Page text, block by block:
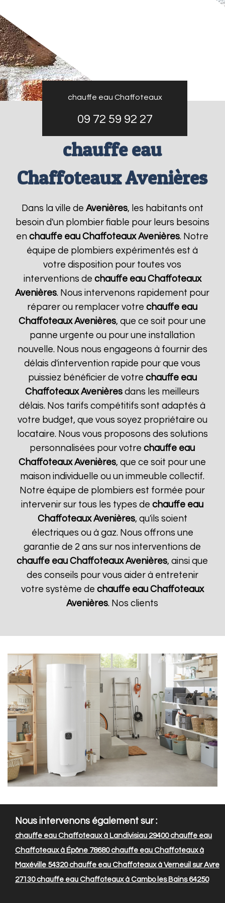
chauffe eau Chaffoteaux
09 72 59 92 27
chauffe eau
Chaffoteaux Avenières
Dans la ville de Avenières, les habitants ont
besoin d'un plombier fiable pour leurs besoins
enchauffe eau Chaffoteaux Avenières. Notre
équipe de plombiers expérimentés est à
votre disposition pour toutes vos
interventions de chauffe eau Chaffoteaux
Avenières. Nous intervenons rapidement pour
réparer ou remplacer votrechauffe eau
Chaffoteaux Avenières, que ce soit pour une
panne urgente ou pour une installation
nouvelle. Nous nous engageons à fournir des
délais d'intervention rapide pour que vous
puissiez bénéficier de votre chauffe eau
Chaffoteaux Avenières dans les meilleurs
délais. Nos tarifs compétitifs sont adaptés à
votre budget, que vous soyez propriétaire ou
locataire. Nous vous proposons des solutions
personnalisées pour votrechauffe eau
Chaffoteaux Avenières, que ce soit pour une
maison individuelle ou un immeuble collectif.
Notre équipe de plombiers est formée pour
intervenir sur tous les types dechauffe eau
Chaffoteaux Avenières, qu'ils soient
électriques ou à gaz. Nous offrons une
garantie de 2 ans sur nos interventions de
chauffe eau Chaffoteaux Avenières, ainsi que
des conseils pour vous aider à entretenir
votre système de chauffe eau Chaffoteaux
Avenières. Nos clients
Nous intervenons également sur :
chauffe eau Chaffoteaux à Landivisiau 29400chauffe eau
Chaffoteaux à Épône 78680chauffe eau Chaffoteaux à
Maxéville 54320chauffe eau Chaffoteaux à Verneuil sur Avre
27130chauffe eau Chaffoteaux à Cambo les Bains 64250